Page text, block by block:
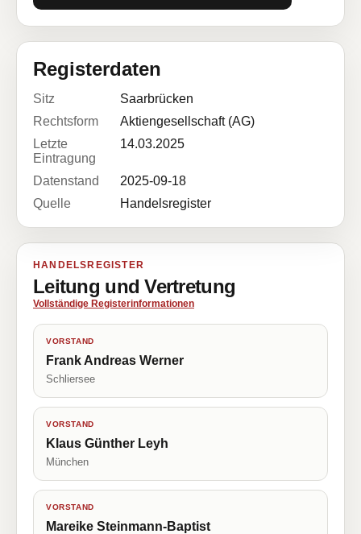
Registerdaten
Sitz
Saarbrücken
Rechtsform
Aktiengesellschaft (AG)
Letzte
Eintragung
14.03.2025
Datenstand
2025-09-18
Quelle
Handelsregister
HANDELSREGISTER
Leitung und Vertretung
Vollständige Registerinformationen
VORSTAND
Frank Andreas Werner
Schliersee
VORSTAND
Klaus Günther Leyh
München
VORSTAND
Mareike Steinmann-Baptist